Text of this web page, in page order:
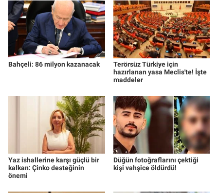
Bahçeli: 86 milyon kazanacak
Terörsüz Türkiye için
hazırlanan yasa Meclis'te! İşte
maddeler
Yaz ishallerine karşı güçlü bir
kalkan: Çinko desteğinin
önemi
Düğün fotoğraflarını çektiği
kişi vahşice öldürdü!